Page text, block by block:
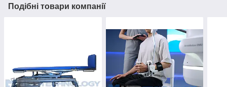
Подібні товари компанії